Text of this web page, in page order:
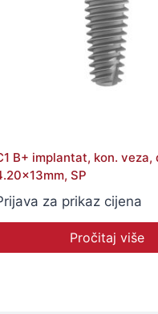
B+ implantat, kon. veza,
SP
za prikaz cijena
Pročitaj više